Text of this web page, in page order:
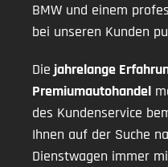
BMW und einem
bei unseren Kunden
Die jahrelange
Premiumautohandel
des Kundenservice
Ihnen auf der Suche
Dienstwagen immer